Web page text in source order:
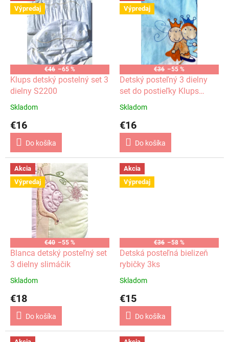
Výpredaj
€46 –65 %
Klups detský postelný set 3
dielny S2200
Skladom
€16
Do košíka
Výpredaj
€36 –55 %
Detský posteľný 3 dielny
set do postieľky Klups
H117
Skladom
€16
Do košíka
Akcia
Výpredaj
€40 –55 %
Blanca detský posteľný set
3 dielny slimáčik
Skladom
€18
Do košíka
Akcia
Výpredaj
€36 –58 %
Detská posteľná bielizeň
rybičky 3ks
Skladom
€15
Do košíka